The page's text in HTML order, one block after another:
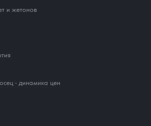
и жетонов
- динамика цен